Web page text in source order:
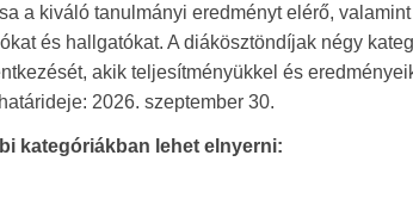
a kiváló tanulmányi eredményt elérő,
és hallgatókat. A diákösztöndíjak négy
akik teljesítményükkel és
2026. szeptember 30.
kategóriákban lehet elnyerni: